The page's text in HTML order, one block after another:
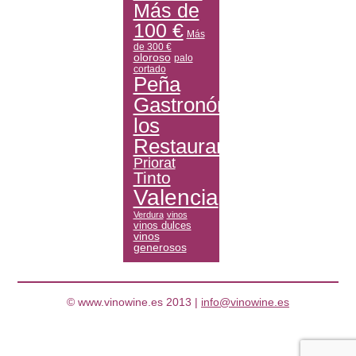
Más de
100 € Más
de 300 €
oloroso palo
cortado
Peña
Gastronómica
los
Restauranteros
Priorat
Tinto
Valencia
Verdura vinos
vinos dulces
vinos
generosos
© www.vinowine.es 2013 | info@vinowine.es